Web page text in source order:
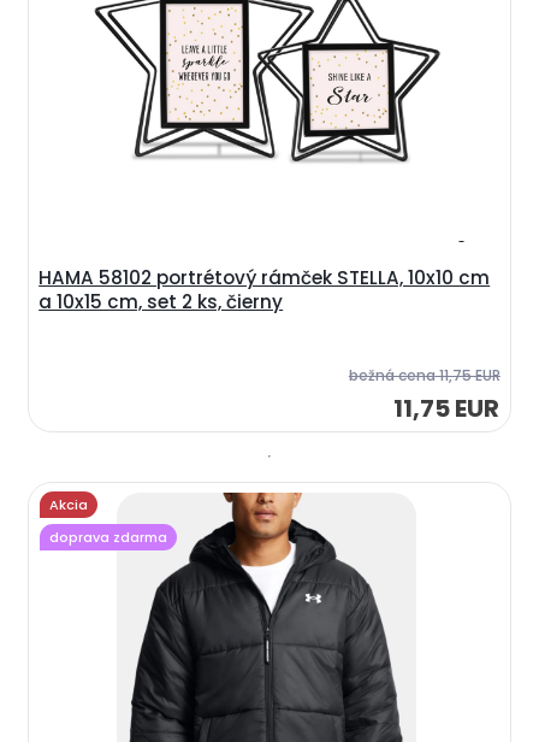
HAMA 58102 portrétový rámček STELLA, 10x10 cm
a 10x15 cm, set 2 ks, čierny
bežná cena11,75 EUR
11,75 EUR
Akcia
doprava zdarma